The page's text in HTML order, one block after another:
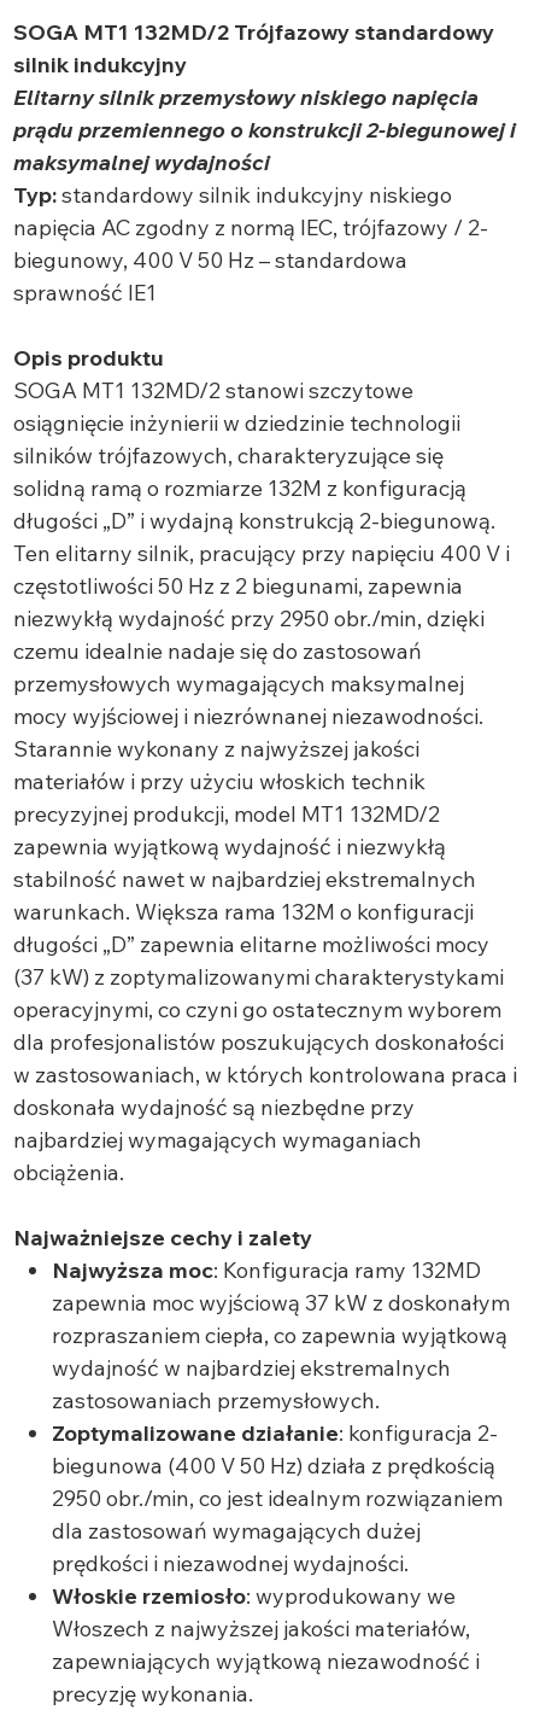
SOGA MT1 132MD/2 Trójfazowy standardowy
silnik indukcyjny
Elitarny silnik przemysłowy niskiego napięcia
prądu przemiennego o konstrukcji 2-biegunowej i
maksymalnej wydajności
Typ:standardowy silnik indukcyjny niskiego
napięcia AC zgodny z normą IEC, trójfazowy / 2-
biegunowy, 400 V 50 Hz – standardowa
sprawność IE1
Opis produktu
SOGA MT1 132MD/2 stanowi szczytowe
osiągnięcie inżynierii w dziedzinie technologii
silników trójfazowych, charakteryzujące się
solidną ramą o rozmiarze 132M z konfiguracją
długości „D” i wydajną konstrukcją 2-biegunową.
Ten elitarny silnik, pracujący przy napięciu 400 V i
częstotliwości 50 Hz z 2 biegunami, zapewnia
niezwykłą wydajność przy 2950 obr./min, dzięki
czemu idealnie nadaje się do zastosowań
przemysłowych wymagających maksymalnej
mocy wyjściowej i niezrównanej niezawodności.
Starannie wykonany z najwyższej jakości
materiałów i przy użyciu włoskich technik
precyzyjnej produkcji, model MT1 132MD/2
zapewnia wyjątkową wydajność i niezwykłą
stabilność nawet w najbardziej ekstremalnych
warunkach. Większa rama 132M o konfiguracji
długości „D” zapewnia elitarne możliwości mocy
(37 kW) z zoptymalizowanymi charakterystykami
operacyjnymi, co czyni go ostatecznym wyborem
dla profesjonalistów poszukujących doskonałości
w zastosowaniach, w których kontrolowana praca i
doskonała wydajność są niezbędne przy
najbardziej wymagających wymaganiach
obciążenia.
Najważniejsze cechy i zalety
Najwyższa moc: Konfiguracja ramy 132MD
zapewnia moc wyjściową 37 kW z doskonałym
rozpraszaniem ciepła, co zapewnia wyjątkową
wydajność w najbardziej ekstremalnych
zastosowaniach przemysłowych.
Zoptymalizowane działanie: konfiguracja 2-
biegunowa (400 V 50 Hz) działa z prędkością
2950 obr./min, co jest idealnym rozwiązaniem
dla zastosowań wymagających dużej
prędkości i niezawodnej wydajności.
Włoskie rzemiosło: wyprodukowany we
Włoszech z najwyższej jakości materiałów,
zapewniających wyjątkową niezawodność i
precyzję wykonania.